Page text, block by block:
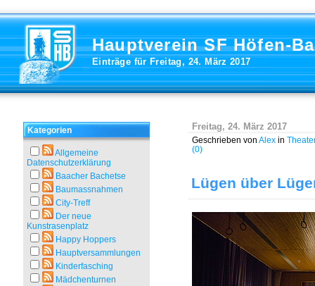
Hauptverein SF Höfen-
Einträge für Freitag, 24. März 2017
Kategorien
Allgemeine
Datenschutzerklärung
Baacher Bachetse
Baumassnahmen
City-Treff
Der neue
Kunstrasenplatz
Happy Hoppers
Hauptversammlungen
Kinderfasching
Mädchenturnen
Freitag, 24. März 2017
Geschrieben von Alex in
(0)
Lügen über